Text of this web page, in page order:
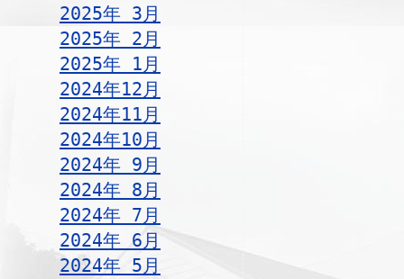
2025年 3月
2025年 2月
2025年 1月
2024年12月
2024年11月
2024年10月
2024年 9月
2024年 8月
2024年 7月
2024年 6月
2024年 5月